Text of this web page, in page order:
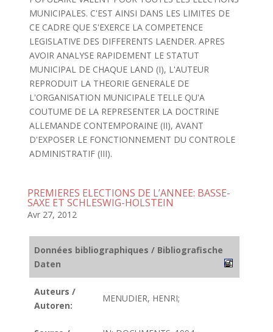
MUNICIPALES. C'EST AINSI DANS LES LIMITES DE
CE CADRE QUE S'EXERCE LA COMPETENCE
LEGISLATIVE DES DIFFERENTS LAENDER. APRES
AVOIR ANALYSE RAPIDEMENT LE STATUT
MUNICIPAL DE CHAQUE LAND (I), L'AUTEUR
REPRODUIT LA THEORIE GENERALE DE
L'ORGANISATION MUNICIPALE TELLE QU'A
COUTUME DE LA REPRESENTER LA DOCTRINE
ALLEMANDE CONTEMPORAINE (II), AVANT
D'EXPOSER LE FONCTIONNEMENT DU CONTROLE
ADMINISTRATIF (III).
PREMIERES ELECTIONS DE L’ANNEE: BASSE-
SAXE ET SCHLESWIG-HOLSTEIN
Avr 27, 2012
Données bibliographiques / Bibliografische
Daten
Auteurs /
Autoren:
MENUDIER, HENRI;